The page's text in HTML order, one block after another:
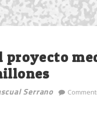
proyecto
Serrano